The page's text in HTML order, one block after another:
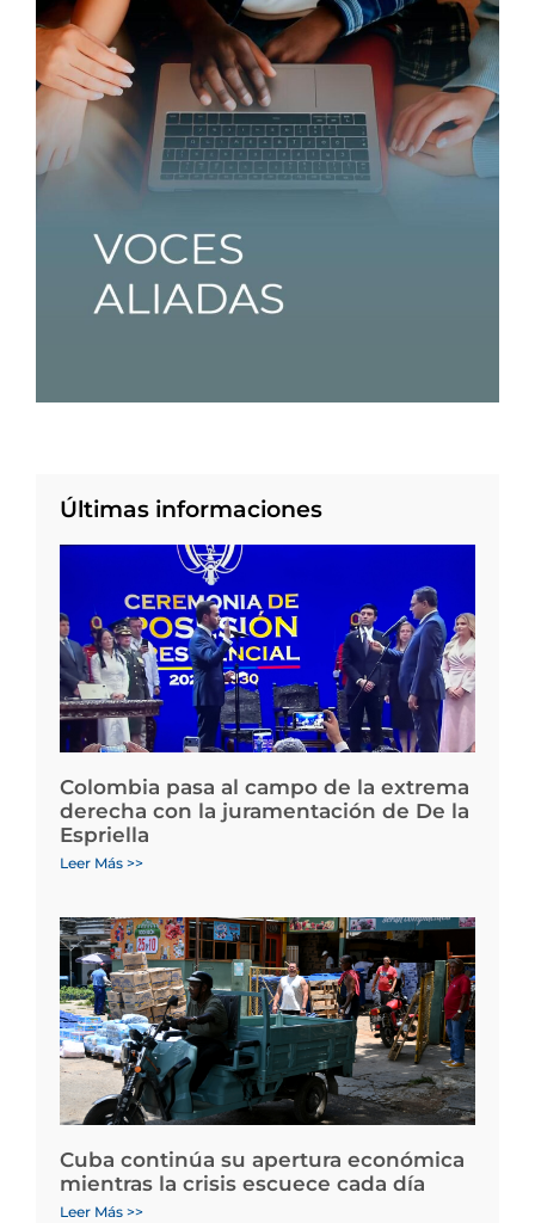
Últimas informaciones
Colombia pasa al campo de la extrema
derecha con la juramentación de De la
Espriella
Leer Más >>
Cuba continúa su apertura económica
mientras la crisis escuece cada día
Leer Más >>